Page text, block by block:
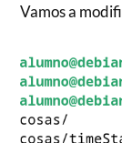
Vamos a